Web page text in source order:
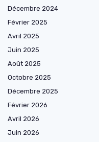
Décembre 2024
Février 2025
Avril 2025
Juin 2025
Août 2025
Octobre 2025
Décembre 2025
Février 2026
Avril 2026
Juin 2026